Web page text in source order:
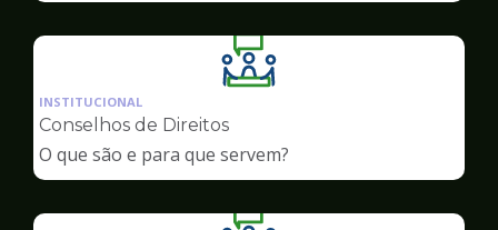
Ilustração
da
Conselhos
INSTITUCIONAL
Conselhos de Direitos
O que são e para que servem?